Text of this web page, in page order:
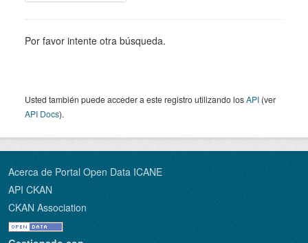
Por favor intente otra búsqueda.
Usted también puede acceder a este registro utilizando losAPI (ver
API Docs).
Acerca de Portal Open Data ICANE
API CKAN
CKAN Association